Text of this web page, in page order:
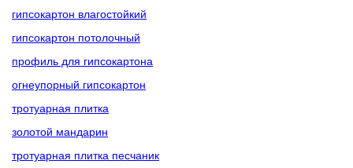
гипсокартон влагостойкий
гипсокартон потолочный
профиль для гипсокартона
огнеупорный гипсокартон
тротуарная плитка
золотой мандарин
тротуарная плитка песчаник